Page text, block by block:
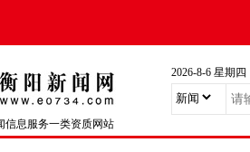
信息服务一类资质网站
2026-8-6 星期四